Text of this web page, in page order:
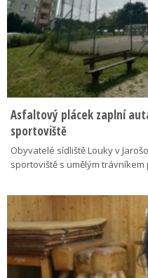
Asfaltový plácek zaplní
sportoviště
Obyvatelé sídliště Louky v
sportoviště s umělým